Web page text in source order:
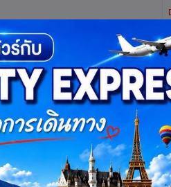
องเที่ยว ทัวร์ ในประเทศ และ ต่างประเทศ (
ม JR Pass เรือสำราญ บริ